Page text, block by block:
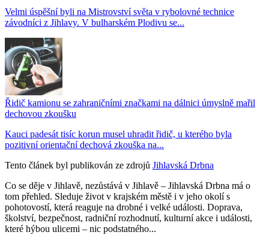
Velmi úspěšní byli na Mistrovství světa v rybolovné technice
závodníci z Jihlavy. V bulharském Plodivu se...
Řidič kamionu se zahraničními značkami na dálnici úmyslně mařil
dechovou zkoušku
Kauci padesát tisíc korun musel uhradit řidič, u kterého byla
pozitivní orientační dechová zkouška na...
Tento článek byl publikován ze zdrojů Jihlavská Drbna
Co se děje v Jihlavě, nezůstává v Jihlavě – Jihlavská Drbna má o
tom přehled. Sleduje život v krajském městě i v jeho okolí s
pohotovostí, která reaguje na drobné i velké události. Doprava,
školství, bezpečnost, radniční rozhodnutí, kulturní akce i události,
které hýbou ulicemi – nic podstatného...